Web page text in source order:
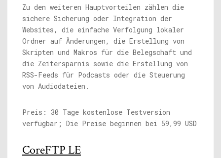
Zu den weiteren Hauptvorteilen zählen die
sichere Sicherung oder Integration der
Websites, die einfache Verfolgung lokaler
Ordner auf Änderungen, die Erstellung von
Skripten und Makros für die Belegschaft und
die Zeitersparnis sowie die Erstellung von
RSS-Feeds für Podcasts oder die Steuerung
von Audiodateien.
Preis: 30 Tage kostenlose Testversion
verfügbar; Die Preise beginnen bei 59,99 USD
CoreFTP LE